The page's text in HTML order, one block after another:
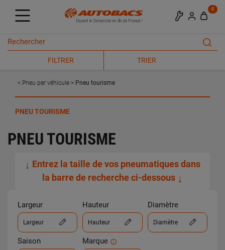
0
FILTRER TRIER
Pneu par véhicule Pneu tourisme
PNEU TOURISME
PNEU TOURISME
↓ Entrez la taille de vos pneumatiques dans
la barre de recherche ci-dessous ↓
Largeur
Largeur
Hauteur
Hauteur
Diamètre
Diamètre
Saison Marque